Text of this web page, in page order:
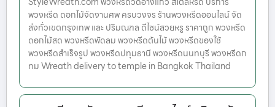
พวงหรีด ดอกไม้จัดงานศพ ครบวงจร ร้านพวงหรีดออนไลน์ จัด
ส่งทั่วเขตกรุงเทพ และ ปริมณฑล ดีไซน์สวยหรู ราคาถูก พวงหรีด
ดอกไม้สด พวงหรีดพัดลม พวงหรีดต้นไม้ พวงหรีดของใช้
พวงหรีดสำเร็จรูป พวงหรีดปทุมธานี พวงหรีดนนทบุรี พวงหรีดก
ทม Wreath delivery to temple in Bangkok Thailand